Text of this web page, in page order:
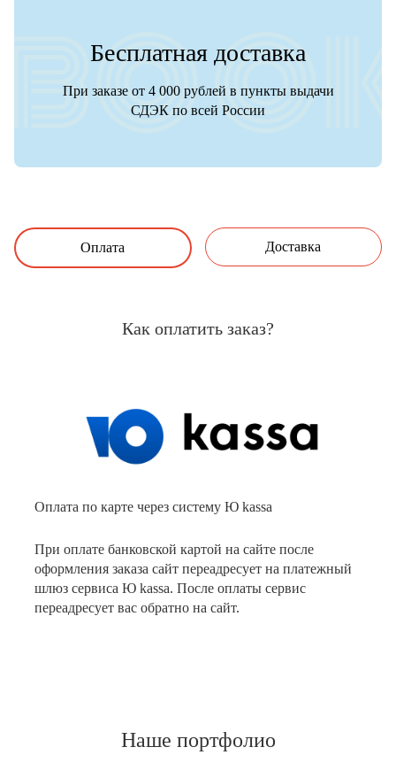
Бесплатная доставка
При заказе от 4 000 рублей в пункты выдачи
СДЭК по всей России
Оплата Доставка
Как оплатить заказ?
Оплата по карте через систему Ю kassa
При оплате банковской картой на сайте после
оформления заказа сайт переадресует на платежный
шлюз сервиса Ю kassa. После оплаты сервис
переадресует вас обратно на сайт.
Наше портфолио